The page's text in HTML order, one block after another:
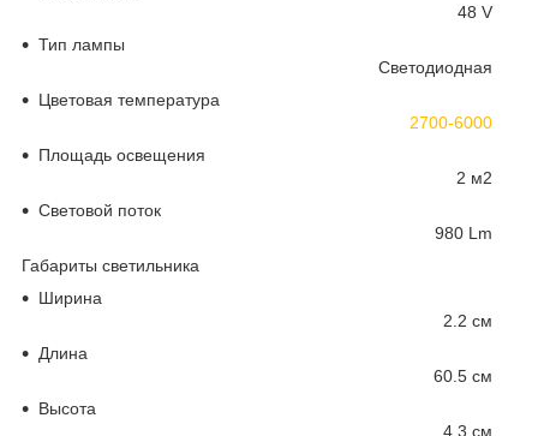
48 V
Тип лампы
Светодиодная
Цветовая температура
2700-6000
Площадь освещения
2 м2
Световой поток
980 Lm
Габариты светильника
Ширина
2.2 см
Длина
60.5 см
Высота
4.3 см